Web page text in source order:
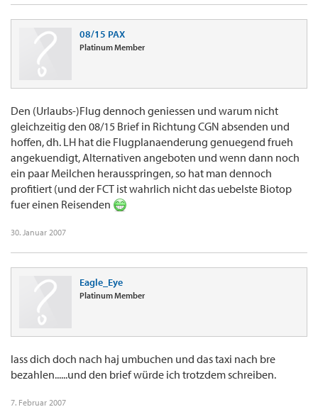
08/15 PAX
Platinum Member
Den (Urlaubs-)Flug dennoch geniessen und warum nicht
gleichzeitig den 08/15 Brief in Richtung CGN absenden und
hoffen, dh. LH hat die Flugplanaenderung genuegend frueh
angekuendigt, Alternativen angeboten und wenn dann noch
ein paar Meilchen herausspringen, so hat man dennoch
profitiert (und der FCT ist wahrlich nicht das uebelste Biotop
fuer einen Reisenden
30. Januar 2007
Eagle_Eye
Platinum Member
lass dich doch nach haj umbuchen und das taxi nach bre
bezahlen......und den brief würde ich trotzdem schreiben.
7. Februar 2007